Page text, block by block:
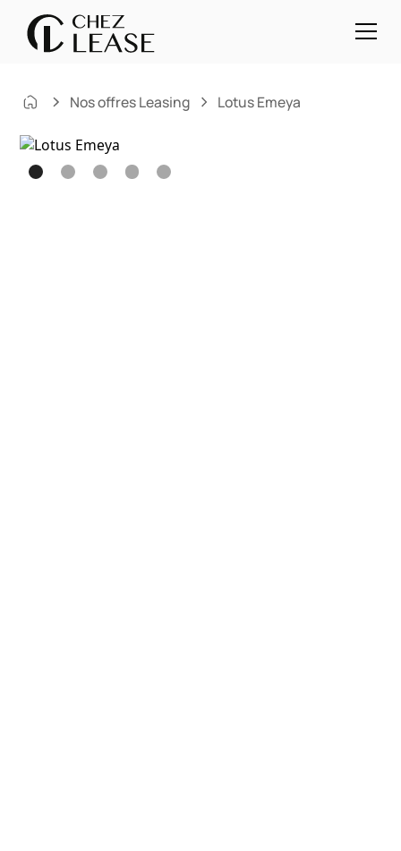
Nos offres Leasing Lotus Emeya